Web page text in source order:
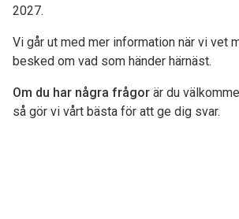
2027.
Vi går ut med mer information när vi vet
besked om vad som händer härnäst.
Om du har några frågor är du
så gör vi vårt bästa för att ge dig svar.